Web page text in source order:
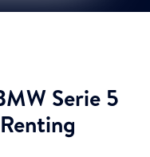
Serie 5